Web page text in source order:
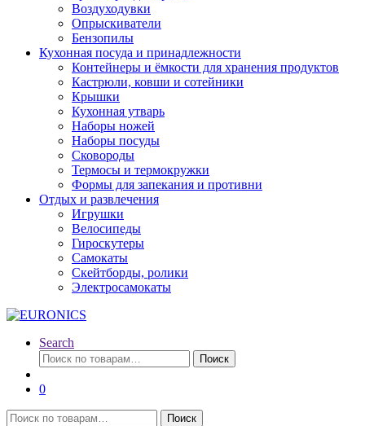
Воздуходувки
Опрыскиватели
Бензопилы
Кухонная посуда и принадлежности
Контейнеры и ёмкости для хранения продуктов
Кастрюли, ковши и сотейники
Крышки
Кухонная утварь
Наборы ножей
Наборы посуды
Сковороды
Термосы и термокружки
Формы для запекания и противни
Отдых и развлечения
Игрушки
Велосипеды
Гироскутеры
Самокаты
Скейтборды, ролики
Электросамокаты
Search
Искать:
Поиск
0
Искать:
Поиск